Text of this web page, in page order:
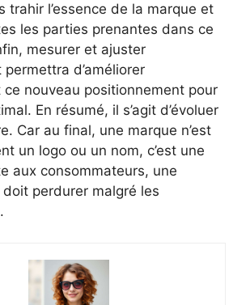
trahir l’essence de la marque et
les parties prenantes dans ce
mesurer et ajuster
d’améliorer
ce nouveau positionnement pour
En résumé, il s’agit d’évoluer
Car au final, une marque n’est
un logo ou un nom, c’est une
aux consommateurs, une
perdurer malgré les